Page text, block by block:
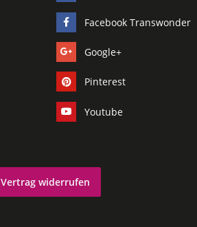
Facebook Transwonder
Google+
Pinterest
Youtube
Vertrag widerrufen